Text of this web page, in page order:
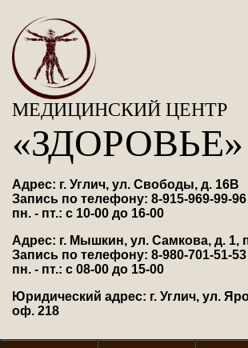
МЕДИЦИНСКИЙ ЦЕНТР
«ЗДОРОВЬЕ»
Адрес: г. Углич, ул. Свободы, д. 16В
Запись по телефону: 8-915-969-99-96
пн. - пт.: с 10-00 до 16-00
Адрес: г. Мышкин, ул. Самкова, д. 1,
Запись по телефону: 8-980-701-51-53
пн. - пт.: с 08-00 до 15-00
Юридический адрес: г. Углич, ул.
оф. 218